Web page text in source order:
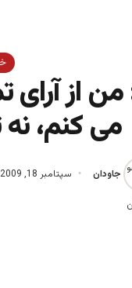
من از آرای
می کنم، نه
جاودان سپتامبر 18, 2009